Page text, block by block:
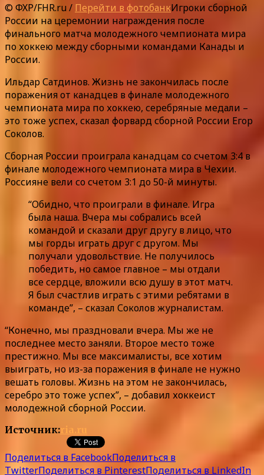
© ФХР/FHR.ru / Перейти в фотобанкИгроки сборной
России на церемонии награждения после
финального матча молодежного чемпионата мира
по хоккею между сборными командами Канады и
России.
Ильдар Сатдинов. Жизнь не закончилась после
поражения от канадцев в финале молодежного
чемпионата мира по хоккею, серебряные медали –
это тоже успех, сказал форвард сборной России Егор
Соколов.
Сборная России проиграла канадцам со счетом 3:4 в
финале молодежного чемпионата мира в Чехии.
Россияне вели со счетом 3:1 до 50-й минуты.
“Обидно, что проиграли в финале. Игра
была наша. Вчера мы собрались всей
командой и сказали друг другу в лицо, что
мы горды играть друг с другом. Мы
получали удовольствие. Не получилось
победить, но самое главное – мы отдали
все сердце, вложили всю душу в этот матч.
Я был счастлив играть с этими ребятами в
команде”, – сказал Соколов журналистам.
“Конечно, мы праздновали вчера. Мы же не
последнее место заняли. Второе место тоже
престижно. Мы все максималисты, все хотим
выиграть, но из-за поражения в финале не нужно
вешать головы. Жизнь на этом не закончилась,
серебро это тоже успех”, – добавил хоккеист
молодежной сборной России.
Источник:ria.ru
Поделиться в FacebookПоделиться в
TwitterПоделиться в PinterestПоделиться в LinkedIn